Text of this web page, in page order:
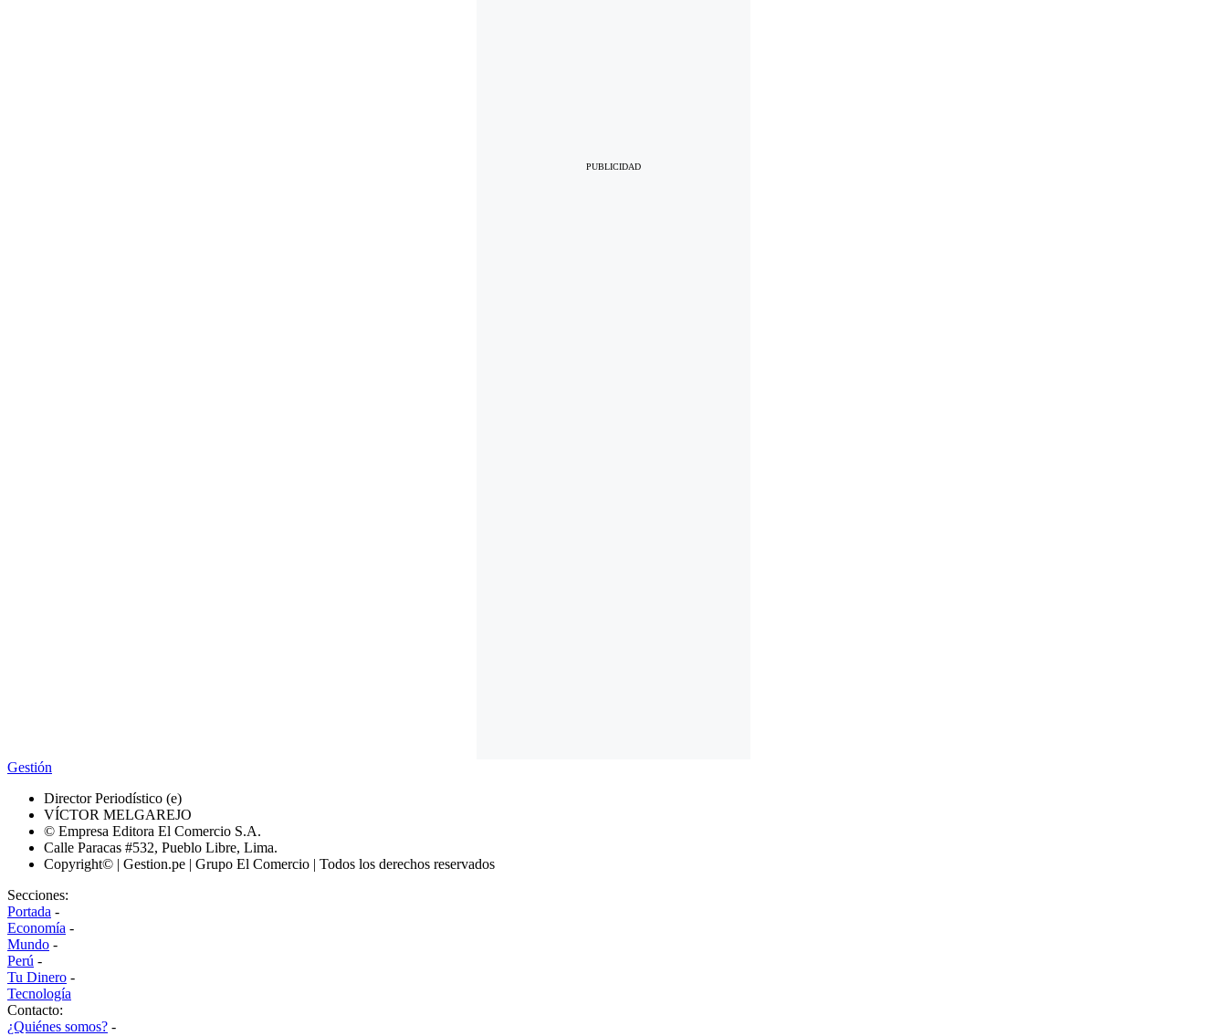
Gestión
Director Periodístico (e)
VÍCTOR MELGAREJO
© Empresa Editora El Comercio S.A.
Calle Paracas #532, Pueblo Libre, Lima.
Copyright© | Gestion.pe | Grupo El Comercio | Todos los derechos reservados
Secciones:
Portada -
Economía -
Mundo -
Perú -
Tu Dinero -
Tecnología
Contacto:
¿Quiénes somos? -